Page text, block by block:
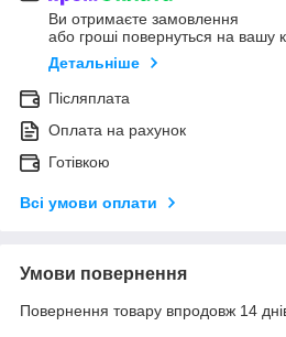
Ви отримаєте замовлення
або гроші повернуться на вашу
Детальніше
Післяплата
Оплата на рахунок
Готівкою
Всі умови оплати
Умови повернення
Повернення товару впродовж 14